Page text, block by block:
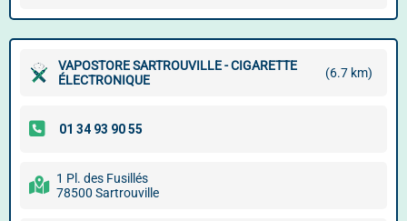
VAPOSTORE SARTROUVILLE - CIGARETTE
ÉLECTRONIQUE
(6.7 km)
1 Pl. des Fusillés
78500 Sartrouville